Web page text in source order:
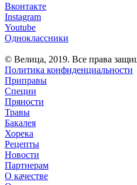
Вконтакте
Instagram
Youtube
Одноклассники
© Велица, 2019. Все права
Политика конфиденциальности
Приправы
Специи
Пряности
Травы
Бакалея
Хорека
Рецепты
Новости
Партнерам
О качестве